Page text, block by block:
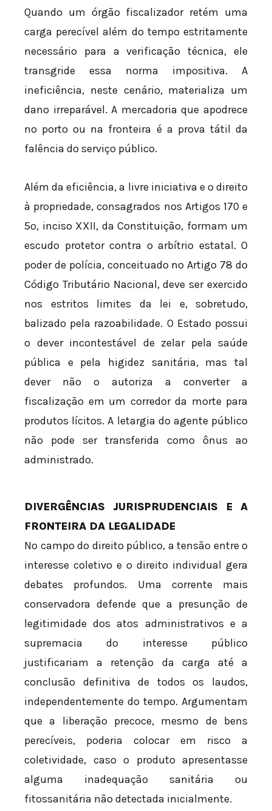
Quando um órgão fiscalizador retém uma
carga perecível além do tempo estritamente
necessário para a verificação técnica, ele
transgride essa norma impositiva. A
ineficiência, neste cenário, materializa um
dano irreparável. A mercadoria que apodrece
no porto ou na fronteira é a prova tátil da
falência do serviço público.
Além da eficiência, a livre iniciativa e o direito
à propriedade, consagrados nos Artigos 170 e
5º, inciso XXII, da Constituição, formam um
escudo protetor contra o arbítrio estatal. O
poder de polícia, conceituado no Artigo 78 do
Código Tributário Nacional, deve ser exercido
nos estritos limites da lei e, sobretudo,
balizado pela razoabilidade. O Estado possui
o dever incontestável de zelar pela saúde
pública e pela higidez sanitária, mas tal
dever não o autoriza a converter a
fiscalização em um corredor da morte para
produtos lícitos. A letargia do agente público
não pode ser transferida como ônus ao
administrado.
DIVERGÊNCIAS JURISPRUDENCIAIS E A
FRONTEIRA DA LEGALIDADE
No campo do direito público, a tensão entre o
interesse coletivo e o direito individual gera
debates profundos. Uma corrente mais
conservadora defende que a presunção de
legitimidade dos atos administrativos e a
supremacia do interesse público
justificariam a retenção da carga até a
conclusão definitiva de todos os laudos,
independentemente do tempo. Argumentam
que a liberação precoce, mesmo de bens
perecíveis, poderia colocar em risco a
coletividade, caso o produto apresentasse
alguma inadequação sanitária ou
fitossanitária não detectada inicialmente.